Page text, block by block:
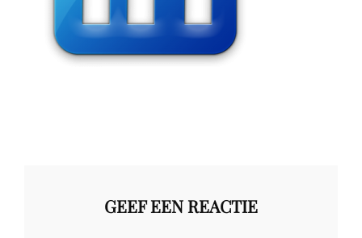
GEEF EEN REACTIE